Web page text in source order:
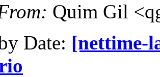
Quim Gil
Date: [nettime-